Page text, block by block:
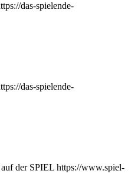
das-spielende-
das-spielende-
der SPIEL https://www.spiel-